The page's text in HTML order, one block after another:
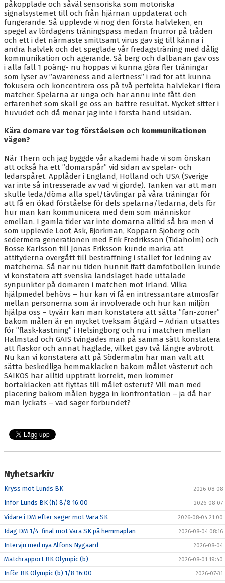
påkopplade och såväl sensoriska som motoriska
signalsystemet till och från hjärnan uppdaterat och
fungerande. Så upplevde vi nog den första halvleken, en
spegel av lördagens träningspass medan fnurror på tråden
och ett i det närmaste smittsamt virus gav sig till känna i
andra halvlek och det speglade vår fredagsträning med dålig
kommunikation och agerande. Så berg och dalbanan gav oss
i alla fall 1 poäng- nu hoppas vi kunna göra fler träningar
som lyser av ”awareness and alertness” i rad för att kunna
fokusera och koncentrera oss på två perfekta halvlekar i flera
matcher. Spelarna är unga och har ännu inte fått den
erfarenhet som skall ge oss än bättre resultat. Mycket sitter i
huvudet och då menar jag inte i första hand utsidan.
Kära domare var tog förståelsen och kommunikationen
vägen?
När Thern och jag byggde vår akademi hade vi som önskan
att också ha ett ”domarspår” vid sidan av spelar- och
ledarspåret. Applåder i England, Holland och USA (Sverige
var inte så intresserade av vad vi gjorde). Tanken var att man
skulle leda/döma alla spel/tävlingar på våra träningar för
att få en ökad förståelse för dels spelarna/ledarna, dels för
hur man kan kommunicera med dem som människor
emellan. I gamla tider var inte domarna alltid så bra men vi
som upplevde Lööf, Ask, Björkman, Kopparn Sjöberg och
sedermera generationen med Erik Fredriksson (Tidaholm) och
Bosse Karlsson till Jonas Eriksson kunde märka att
attityderna övergått till bestraffning i stället för ledning av
matcherna. Så när nu tiden hunnit ifatt damfotbollen kunde
vi konstatera att svenska landslaget hade uttalade
synpunkter på domaren i matchen mot Irland. Vilka
hjälpmedel behövs – hur kan vi få en intressantare atmosfär
mellan personerna som är involverade och hur kan miljön
hjälpa oss – tyvärr kan man konstatera att sätta ”fan-zoner”
bakom målen är en mycket tveksam åtgärd – Adrian utsattes
för ”flask-kastning” i Helsingborg och nu i matchen mellan
Halmstad och GAIS tvingades man på samma sätt konstatera
att flaskor och annat haglade, vilket gav två längre avbrott.
Nu kan vi konstatera att på Södermalm har man valt att
sätta beskedliga hemmaklacken bakom målet västerut och
SAIKOS har alltid uppträtt korrekt, men kommer
bortaklacken att flyttas till målet österut? Vill man med
placering bakom målen bygga in konfrontation – ja då har
man lyckats – vad säger förbundet?
Nyhetsarkiv
Kryss mot Lunds BK 2026-08-08
Inför Lunds BK (h) 8/8 16:00 2026-08-07
Vidare i DM efter seger mot Vara SK 2026-08-04 21:00
Idag DM 1/4-final mot Vara SK på hemmaplan 2026-08-04 08:16
Intervju med nya Alfons Nygaard 2026-08-04
Matchrapport BK Olympic (b) 2026-08-01 19:40
Inför BK Olympic (b) 1/8 16:00 2026-07-31